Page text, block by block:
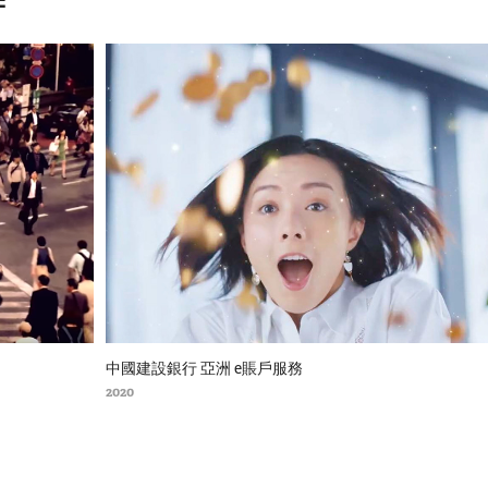
中國建設銀行 亞洲 e賬戶服務
2020